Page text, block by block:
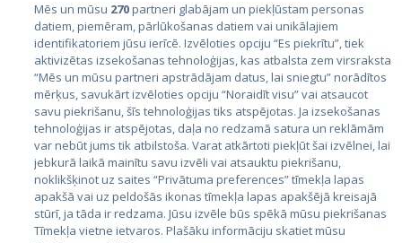
Valstis
Igaunija
Latvija
Lietuva
Mēs un mūsu 270partneri glabājam un piekļūstam personas
datiem, piemēram, pārlūkošanas datiem vai unikālajiem
identifikatoriem jūsu ierīcē. Izvēloties opciju “Es piekrītu”, tiek
aktivizētas izsekošanas tehnoloģijas, kas atbalsta zem virsraksta
“Mēs un mūsu partneri apstrādājam datus, lai sniegtu” norādītos
mērķus, savukārt izvēloties opciju “Noraidīt visu” vai atsaucot
savu piekrišanu, šīs tehnoloģijas tiks atspējotas. Ja izsekošanas
tehnoloģijas ir atspējotas, daļa no redzamā satura un reklāmām
var nebūt jums tik atbilstoša. Varat atkārtoti piekļūt šai izvēlnei, lai
jebkurā laikā mainītu savu izvēli vai atsauktu piekrišanu,
noklikšķinot uz saites “Privātuma preferences” tīmekļa lapas
apakšā vai uz peldošās ikonas tīmekļa lapas apakšējā kreisajā
stūrī, ja tāda ir redzama. Jūsu izvēle būs spēkā mūsu piekrišanas
Tīmekļa vietne ietvaros. Plašāku informāciju skatiet mūsu